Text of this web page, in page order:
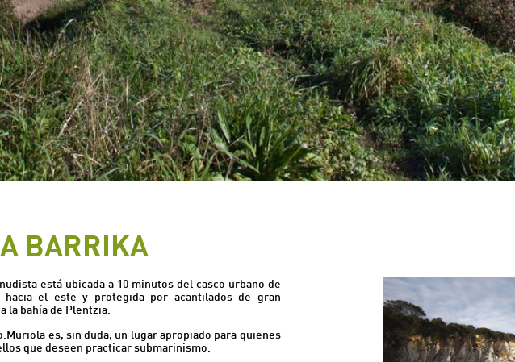
BARRIKA
está ubicada a 10 minutos del casco urbano de
hacia el este y protegida por acantilados de gran
la bahía de Plentzia.
es, sin duda, un lugar apropiado para quienes
que deseen practicar submarinismo.